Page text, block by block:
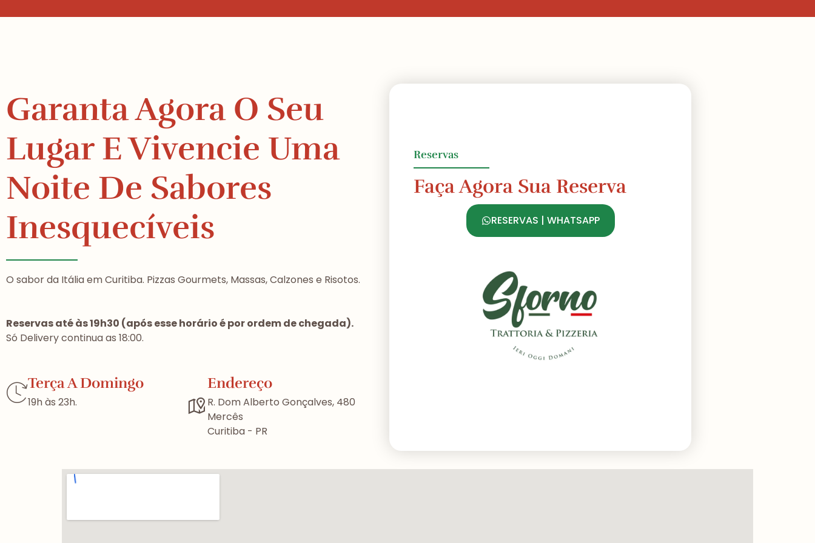
Garanta Agora O Seu
Lugar E Vivencie Uma
Noite De Sabores
Inesquecíveis
O sabor da Itália em Curitiba. Pizzas Gourmets, Massas, Calzones e Risotos.
Reservas até às 19h30 (após esse horário é por ordem de chegada).
Só Delivery continua as 18:00.
Terça A Domingo
19h às 23h.
Endereço
R. Dom Alberto Gonçalves, 480
Mercês
Curitiba - PR
Reservas
Faça Agora Sua Reserva
RESERVAS | WHATSAPP